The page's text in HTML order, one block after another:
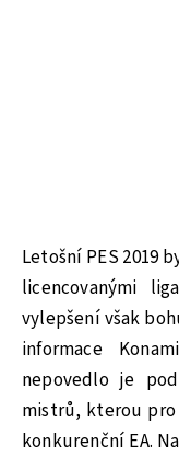
Letošní PES 2019
licencovanými
vylepšení však
informace
nepovedlo je
mistrů, kterou
konkurenční EA.